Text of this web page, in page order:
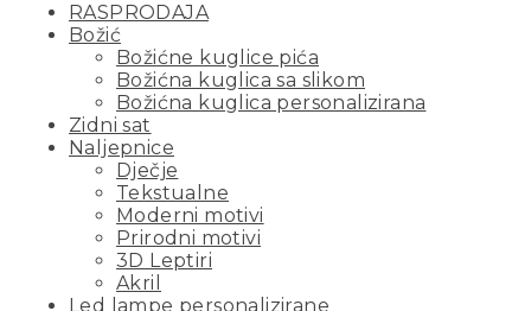
RASPRODAJA
Božić
Božićne kuglice pića
Božićna kuglica sa slikom
Božićna kuglica personalizirana
Zidni sat
Naljepnice
Dječje
Tekstualne
Moderni motivi
Prirodni motivi
3D Leptiri
Akril
Led lampe personalizirane